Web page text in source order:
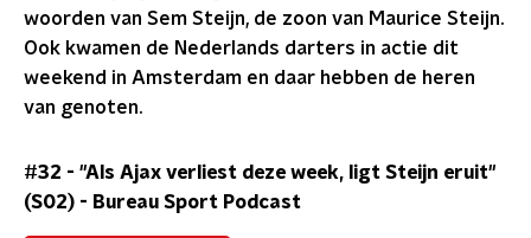
woorden van Sem Steijn, de zoon van Maurice Steijn.
Ook kwamen de Nederlands darters in actie dit
weekend in Amsterdam en daar hebben de heren
van genoten.
#32 - "Als Ajax verliest deze week, ligt Steijn eruit"
(S02) - Bureau Sport Podcast